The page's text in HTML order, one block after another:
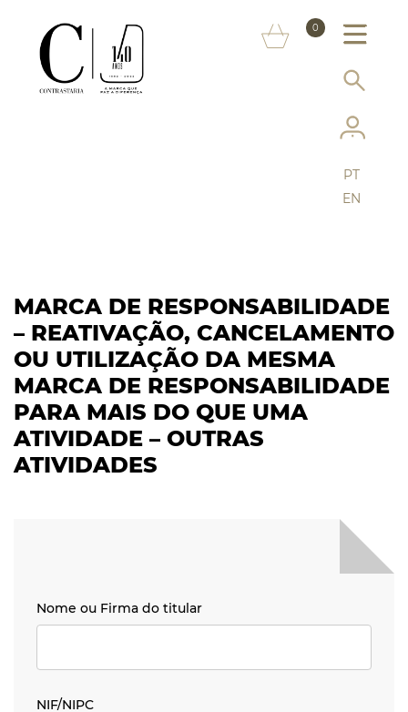
0
INFORMAÇÃO AO CONSUMIDOR
SERVIÇOS
MAIS CONTRASTARIA
PT
EN
MARCA DE RESPONSABILIDADE
– REATIVAÇÃO, CANCELAMENTO
OU UTILIZAÇÃO DA MESMA
MARCA DE RESPONSABILIDADE
PARA MAIS DO QUE UMA
ATIVIDADE – OUTRAS
ATIVIDADES
Nome ou Firma do titular
Nome ou Firma do titular
NIF/NIPC
NIF/NIPC